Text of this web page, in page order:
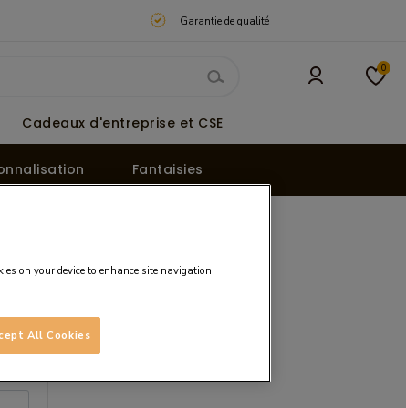
Garantie de qualité
0
Cadeaux d'entreprise et CSE
Fantaisies
on your device to enhance site navigation,
All Cookies